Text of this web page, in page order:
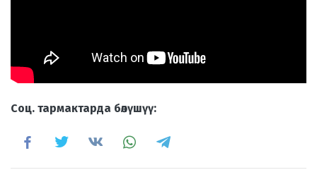
Cоц. тармактарда бөлүшүү: